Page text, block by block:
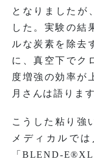
となりましたが
した。実験の結
ルな炭素を除去
に、真空下でク
度増強の効率が
月さんは語ります
こうした粘り強
メディカルで
「BLEND-